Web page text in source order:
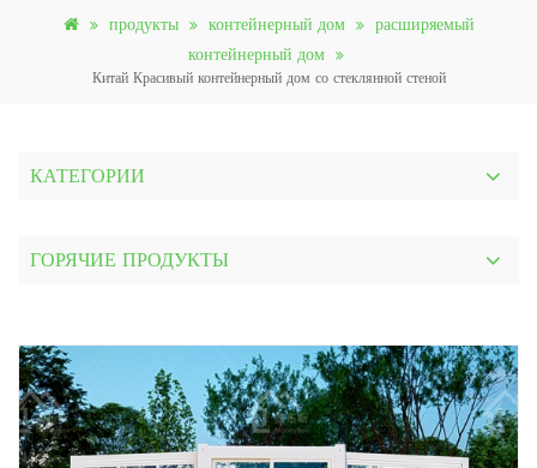
продукты контейнерный дом
расширяемый
контейнерный дом
Китай Красивый контейнерный дом со стеклянной стеной
КАТЕГОРИИ
ГОРЯЧИЕ ПРОДУКТЫ